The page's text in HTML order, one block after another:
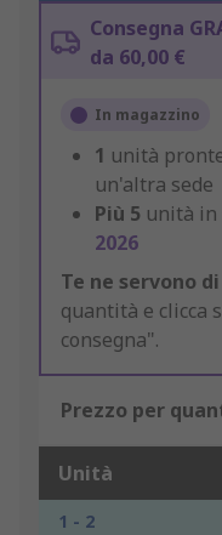
Consegna
da 60,00 €
In magazzino
1 unità
un'altra sede
Più 5 unità in
2026
Te ne servono
quantità e clicca
consegna".
Prezzo per
Unità
1 - 2